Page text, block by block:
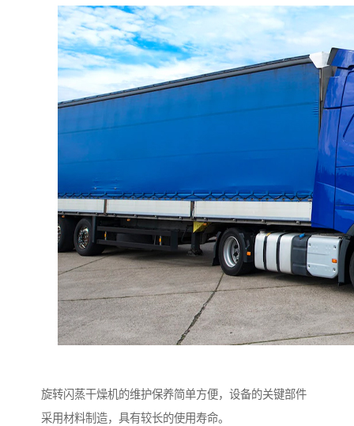
旋转闪蒸干燥机的维护保养简单方便，设备的关键部件
采用材料制造，具有较长的使用寿命。